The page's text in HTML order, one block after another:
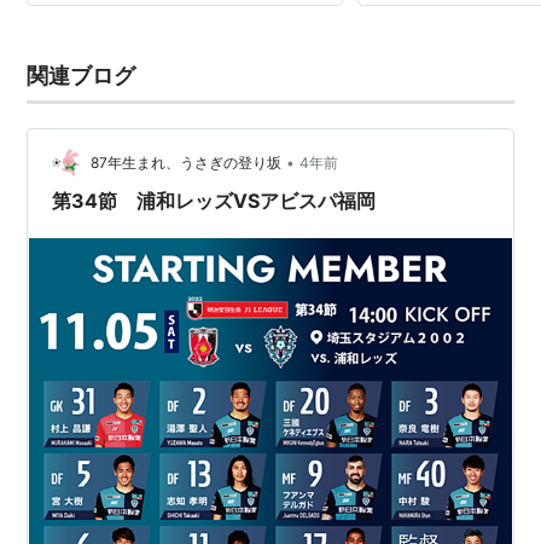
関連ブログ
87年生まれ、うさぎの登り坂 • 4年前
第34節 浦和レッズVSアビスパ福岡